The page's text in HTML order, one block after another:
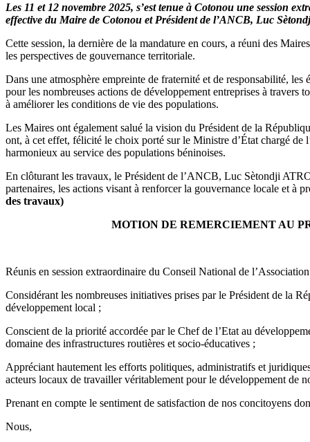
Les 11 et 12 novembre 2025, s’est tenue à Cotonou une session
effective du Maire de Cotonou et Président de l’ANCB, Luc
Cette session, la dernière de la mandature en cours, a réuni des
les perspectives de gouvernance territoriale.
Dans une atmosphère empreinte de fraternité et de responsabilité,
pour les nombreuses actions de développement entreprises à
à améliorer les conditions de vie des populations.
Les Maires ont également salué la vision du Président de la
ont, à cet effet, félicité le choix porté sur le Ministre d’État chargé
harmonieux au service des populations béninoises.
En clôturant les travaux, le Président de l’ANCB, Luc Sètondji
partenaires, les actions visant à renforcer la gouvernance locale et
des travaux)
MOTION DE REMERCIEMENT AU
Réunis en session extraordinaire du Conseil National de
Considérant les nombreuses initiatives prises par le Président de la
développement local ;
Conscient de la priorité accordée par le Chef de l’Etat au
domaine des infrastructures routières et socio-éducatives ;
Appréciant hautement les efforts politiques, administratifs et
acteurs locaux de travailler véritablement pour le développement de
Prenant en compte le sentiment de satisfaction de nos concitoyens
Nous,